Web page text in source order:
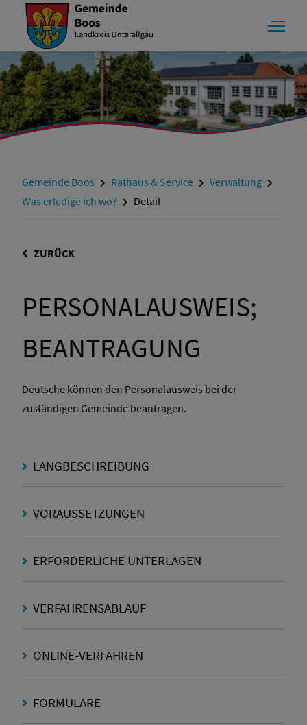
Gemeinde Boos Rathaus & Service
Verwaltung
Was erledige ich wo?
Detail
ZURÜCK
PERSONALAUSWEIS;
BEANTRAGUNG
Deutsche können den Personalausweis bei der
zuständigen Gemeinde beantragen.
LANGBESCHREIBUNG
VORAUSSETZUNGEN
ERFORDERLICHE UNTERLAGEN
VERFAHRENSABLAUF
ONLINE-VERFAHREN
FORMULARE